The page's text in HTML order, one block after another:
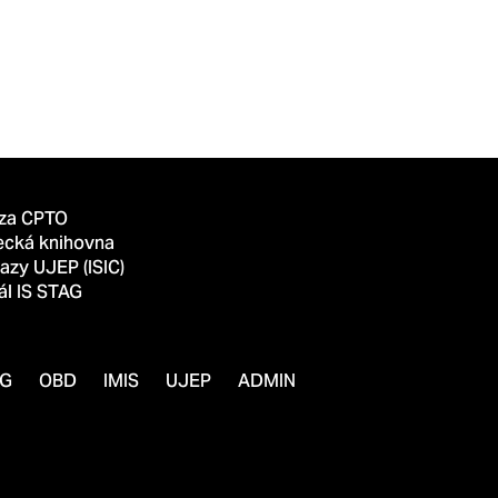
CPTO
knihovna
UJEP (ISIC)
IS STAG
OBD IMIS UJEP ADMIN